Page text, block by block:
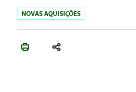
NOVAS AQUISIÇÕES